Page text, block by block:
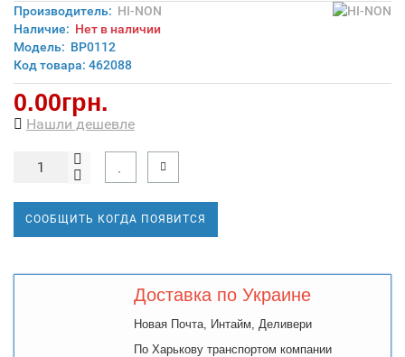
Производитель: HI-NON
Наличие: Нет в наличии
Модель: ВР0112
Код товара: 462088
0.00грн.
Нашли дешевле
СООБЩИТЬ КОГДА ПОЯВИТСЯ
Доставка по Украине
Новая Почта, Интайм, Деливери
По Харькову транспортом компании